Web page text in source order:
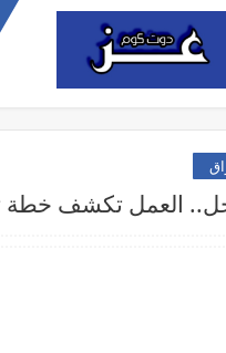
العمل تكشف خطة